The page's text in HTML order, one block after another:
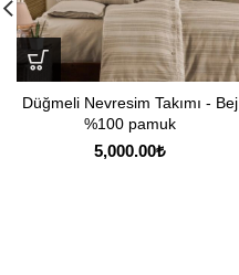
Düğmeli Nevresim Takımı - Bej
%100 pamuk
5,000.00₺